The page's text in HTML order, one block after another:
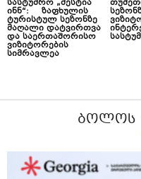
სასტუმრო „მესტია
ინნ“: ზაფხულის
ტურისტულ სეზონზე
მაღალი დატვირთვა
და საერთაშორისო
ვიზიტორების
სიმრავლეა
ᲑᲝᲚᲝᲡ